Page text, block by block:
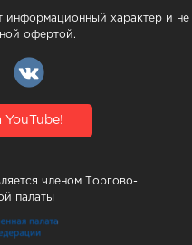
информационный характер и не
офертой.
YouTube!
членом Торгово-
палаты